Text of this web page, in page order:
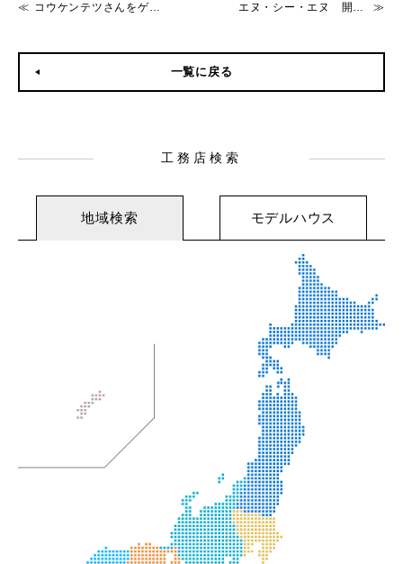
コウケンテツさんをゲストに迎え、プレミアムトークショーを開催「住まいがもたらす豊かさとは？ 100年続く食・住まい・そして暮らし」 エヌ・シー・エヌ 開かれた建築・インテリアの空間デザインアワード「TECTURE AWARD」にゴールドスポンサーとして協賛
一覧に戻る
工務店検索
地域検索 モデルハウス